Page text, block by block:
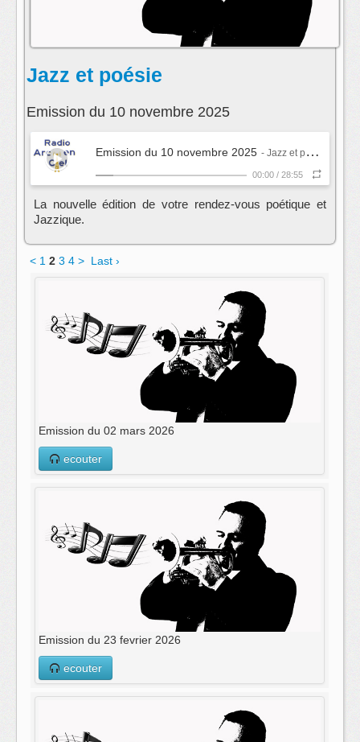
Jazz et poésie
Emission du 10 novembre 2025
Emission du 10 novembre 2025 - Jazz et poésie
00:00 / 28:55
La nouvelle édition de votre rendez-vous poétique et
Jazzique.
< 1 2 3 4 > Last ›
Emission du 02 mars 2026
ecouter
Emission du 23 fevrier 2026
ecouter